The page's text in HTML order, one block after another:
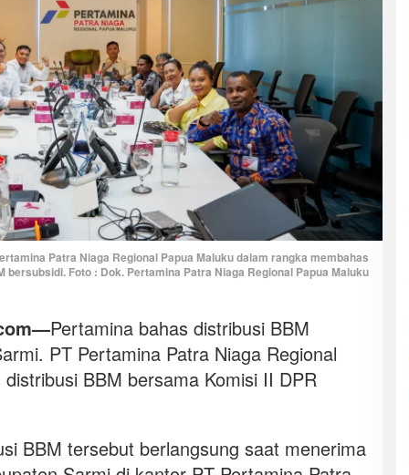
Patra Niaga Regional Papua Maluku dalam rangka membahas
bersubsidi. Foto : Dok. Pertamina Patra Niaga Regional Papua Maluku
Pertamina bahas distribusi BBM
PT Pertamina Patra Niaga Regional
BBM bersama Komisi II DPR
BBM tersebut berlangsung saat menerima